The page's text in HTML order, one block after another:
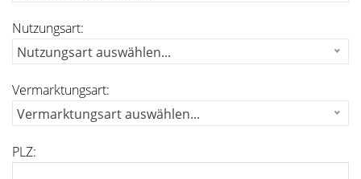
Nutzungsart:
Nutzungsart auswählen...
Vermarktungsart:
Vermarktungsart auswählen...
PLZ: